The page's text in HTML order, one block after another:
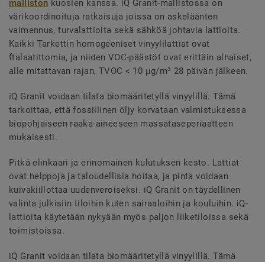
malliston kuosien kanssa. iQ Granit-mallistossa on
värikoordinoituja ratkaisuja joissa on askeläänten
vaimennus, turvalattioita sekä sähköä johtavia lattioita.
Kaikki Tarkettin homogeeniset vinyylilattiat ovat
ftalaatittomia, ja niiden VOC-päästöt ovat erittäin alhaiset,
alle mitattavan rajan, TVOC < 10 µg/m³ 28 päivän jälkeen.
iQ Granit voidaan tilata biomääritetyllä vinyylillä. Tämä
tarkoittaa, että fossiilinen öljy korvataan valmistuksessa
biopohjaiseen raaka-aineeseen massataseperiaatteen
mukaisesti.
Pitkä elinkaari ja erinomainen kulutuksen kesto. Lattiat
ovat helppoja ja taloudellisia hoitaa, ja pinta voidaan
kuivakiillottaa uudenveroiseksi. iQ Granit on täydellinen
valinta julkisiin tiloihin kuten sairaaloihin ja kouluihin. iQ-
lattioita käytetään nykyään myös paljon liiketiloissa sekä
toimistoissa.
iQ Granit voidaan tilata biomääritetyllä vinyylillä. Tämä